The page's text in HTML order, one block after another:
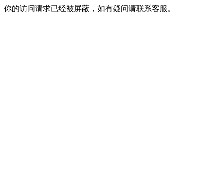
你的访问请求已经被屏蔽，如有疑问请联系客服。